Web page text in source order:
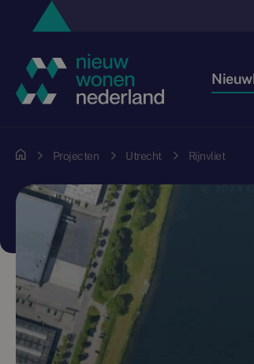
Projecten Utrecht Rijnvliet